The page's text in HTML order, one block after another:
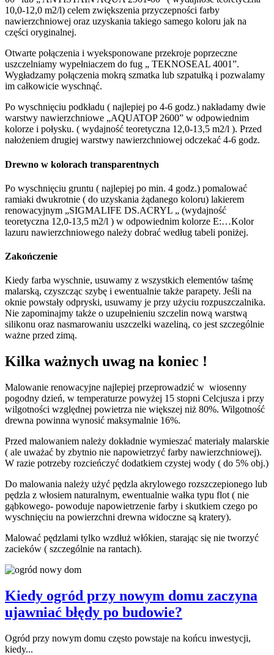
10,0-12,0 m2/l) celem zwiększenia przyczepności farby
nawierzchniowej oraz uzyskania takiego samego koloru jak na
części oryginalnej.
Otwarte połączenia i wyeksponowane przekroje poprzeczne
uszczelniamy wypełniaczem do fug „ TEKNOSEAL 4001”.
Wygładzamy połączenia mokrą szmatka lub szpatułką i pozwalamy
im całkowicie wyschnąć.
Po wyschnięciu podkładu ( najlepiej po 4-6 godz.) nakładamy dwie
warstwy nawierzchniowe „AQUATOP 2600” w odpowiednim
kolorze i połysku. ( wydajność teoretyczna 12,0-13,5 m2/l ). Przed
nałożeniem drugiej warstwy nawierzchniowej odczekać 4-6 godz.
Drewno w kolorach transparentnych
Po wyschnięciu gruntu ( najlepiej po min. 4 godz.) pomalować
ramiaki dwukrotnie ( do uzyskania żądanego koloru) lakierem
renowacyjnym „SIGMALIFE DS.ACRYL „ (wydajność
teoretyczna 12,0-13,5 m2/l ) w odpowiednim kolorze E:…Kolor
lazuru nawierzchniowego należy dobrać według tabeli poniżej.
Zakończenie
Kiedy farba wyschnie, usuwamy z wszystkich elementów taśmę
malarską, czyszcząc szybę i ewentualnie także parapety. Jeśli na
oknie powstały odpryski, usuwamy je przy użyciu rozpuszczalnika.
Nie zapominajmy także o uzupełnieniu szczelin nową warstwą
silikonu oraz nasmarowaniu uszczelki wazeliną, co jest szczególnie
ważne przed zimą.
Kilka ważnych uwag na koniec !
Malowanie renowacyjne najlepiej przeprowadzić w wiosenny
pogodny dzień, w temperaturze powyżej 15 stopni Celcjusza i przy
wilgotności względnej powietrza nie większej niż 80%. Wilgotność
drewna powinna wynosić maksymalnie 16%.
Przed malowaniem należy dokładnie wymieszać materiały malarskie
( ale uważać by zbytnio nie napowietrzyć farby nawierzchniowej).
W razie potrzeby rozcieńczyć dodatkiem czystej wody ( do 5% obj.)
Do malowania należy użyć pędzla akrylowego rozszczepionego lub
pędzla z włosiem naturalnym, ewentualnie wałka typu flot ( nie
gąbkowego- powoduje napowietrzenie farby i skutkiem czego po
wyschnięciu na powierzchni drewna widoczne są kratery).
Malować pędzlami tylko wzdłuż włókien, starając się nie tworzyć
zacieków ( szczególnie na rantach).
Kiedy ogród przy nowym domu zaczyna
ujawniać błędy po budowie?
Ogród przy nowym domu często powstaje na końcu inwestycji,
kiedy...